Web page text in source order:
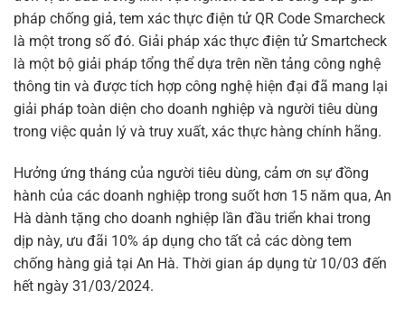
pháp chống giả, tem xác thực điện tử QR Code Smarcheck
là một trong số đó. Giải pháp xác thực điện tử Smartcheck
là một bộ giải pháp tổng thể dựa trên nền tảng công nghệ
thông tin và được tích hợp công nghệ hiện đại đã mang lại
giải pháp toàn diện cho doanh nghiệp và người tiêu dùng
trong việc quản lý và truy xuất, xác thực hàng chính hãng.
Hưởng ứng tháng của người tiêu dùng, cảm ơn sự đồng
hành của các doanh nghiệp trong suốt hơn 15 năm qua, An
Hà dành tặng cho doanh nghiệp lần đầu triển khai trong
dịp này, ưu đãi 10% áp dụng cho tất cả các dòng tem
chống hàng giả tại An Hà. Thời gian áp dụng từ 10/03 đến
hết ngày 31/03/2024.